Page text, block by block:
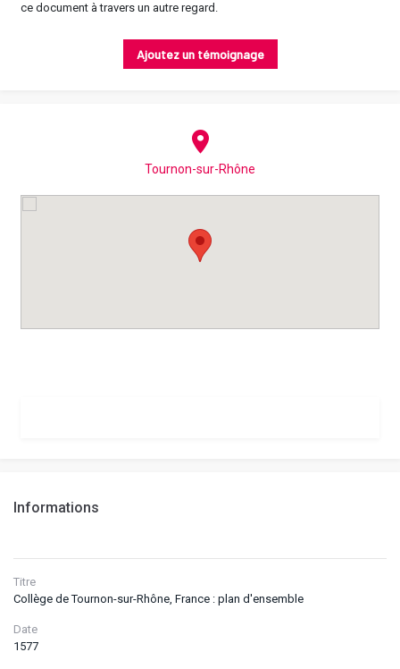
Informations
Titre
Collège de Tournon-sur-Rhône, France : plan d'ensemble
Date
1577
ce document à travers un autre regard.
Ajoutez un témoignage
Tournon-sur-Rhône